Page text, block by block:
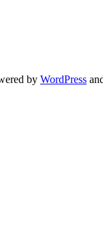
by WordPress